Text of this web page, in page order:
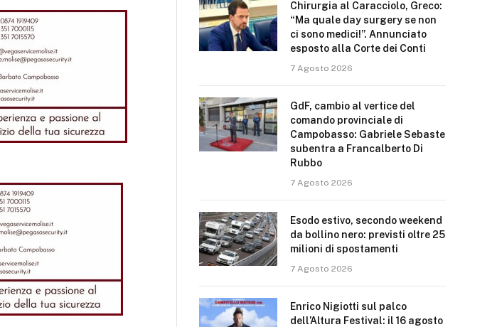
Chirurgia al Caracciolo, Greco:
“Ma quale day surgery se non
ci sono medici!”. Annunciato
esposto alla Corte dei Conti
7 Agosto 2026
GdF, cambio al vertice del
comando provinciale di
Campobasso: Gabriele Sebaste
subentra a Francalberto Di
Rubbo
7 Agosto 2026
Esodo estivo, secondo weekend
da bollino nero: previsti oltre 25
milioni di spostamenti
7 Agosto 2026
Enrico Nigiotti sul palco
dell’Altura Festival: il 16 agosto